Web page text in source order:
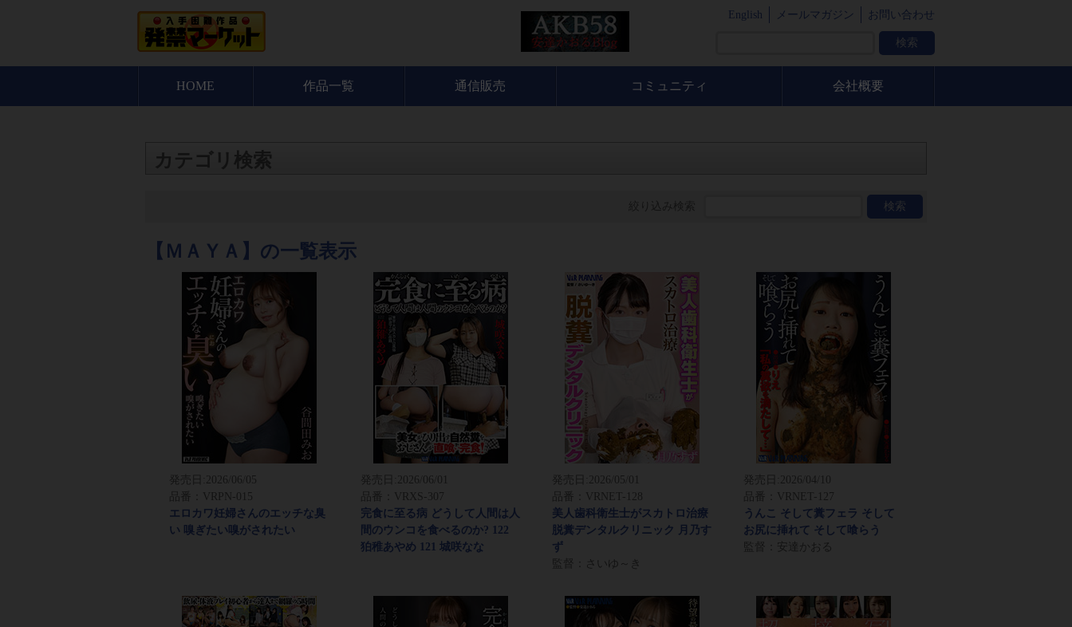
English メールマガジン お問い合わせ
HOME 作品一覧 通信販売 コミュニティ 会社概要
カテゴリ検索
【ＭＡＹＡ】の一覧表示
発売日: 2026/06/05
品番：VRPN-015
エロカワ妊婦さんのエッチな臭
い 嗅ぎたい嗅がされたい
発売日: 2026/06/01
品番：VRXS-307
完食に至る病 どうして人間は人
間のウンコを食べるのか? 122
狛稚あやめ 121 城咲なな
発売日: 2026/05/01
品番：VRNET-128
美人歯科衛生士がスカトロ治療
脱糞デンタルクリニック 月乃す
ず
監督：さいゆ～き
発売日: 2026/04/10
品番：VRNET-127
うんこ そして糞フェラ そして
お尻に挿れて そして喰らう
監督：安達かおる